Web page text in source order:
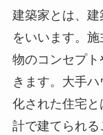
建築家とは、建
をいいます。
物のコンセプ
きます。大手
化された住宅
計で建てられる